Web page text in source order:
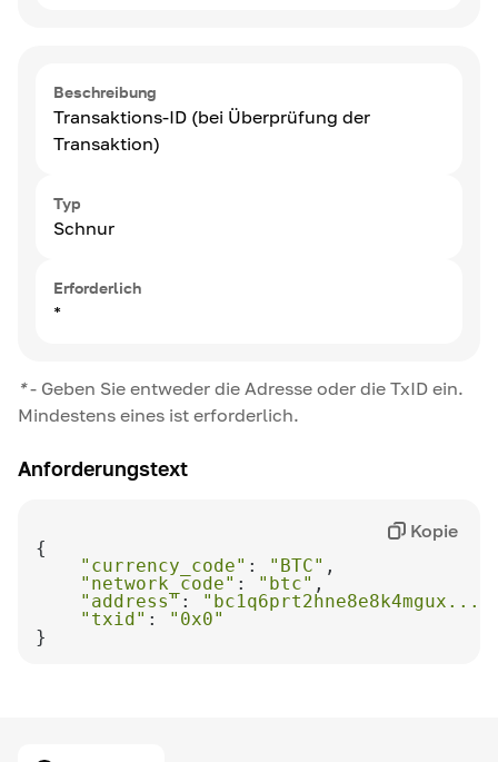
Beschreibung
Transaktions-ID (bei Überprüfung der
Transaktion)
Typ
Schnur
Erforderlich
*
*- Geben Sie entweder die Adresse oder die TxID ein.
Mindestens eines ist erforderlich.
Anforderungstext
"currency_code" : "BTC"
"network_code" : "btc"
"address":
"bc1q6prt2hne8e8k4mgux..."
"txid" :
"0x0"
}
Kopie